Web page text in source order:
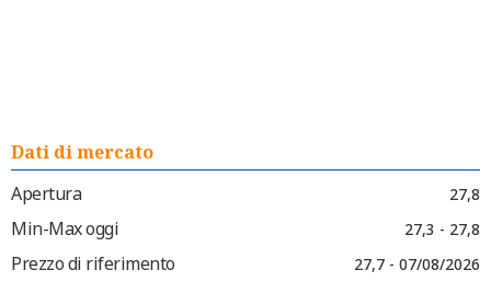
Dati di mercato
Apertura
27,8
Min-Max oggi 27,3 - 27,8
Prezzo di riferimento 27,7 - 07/08/2026